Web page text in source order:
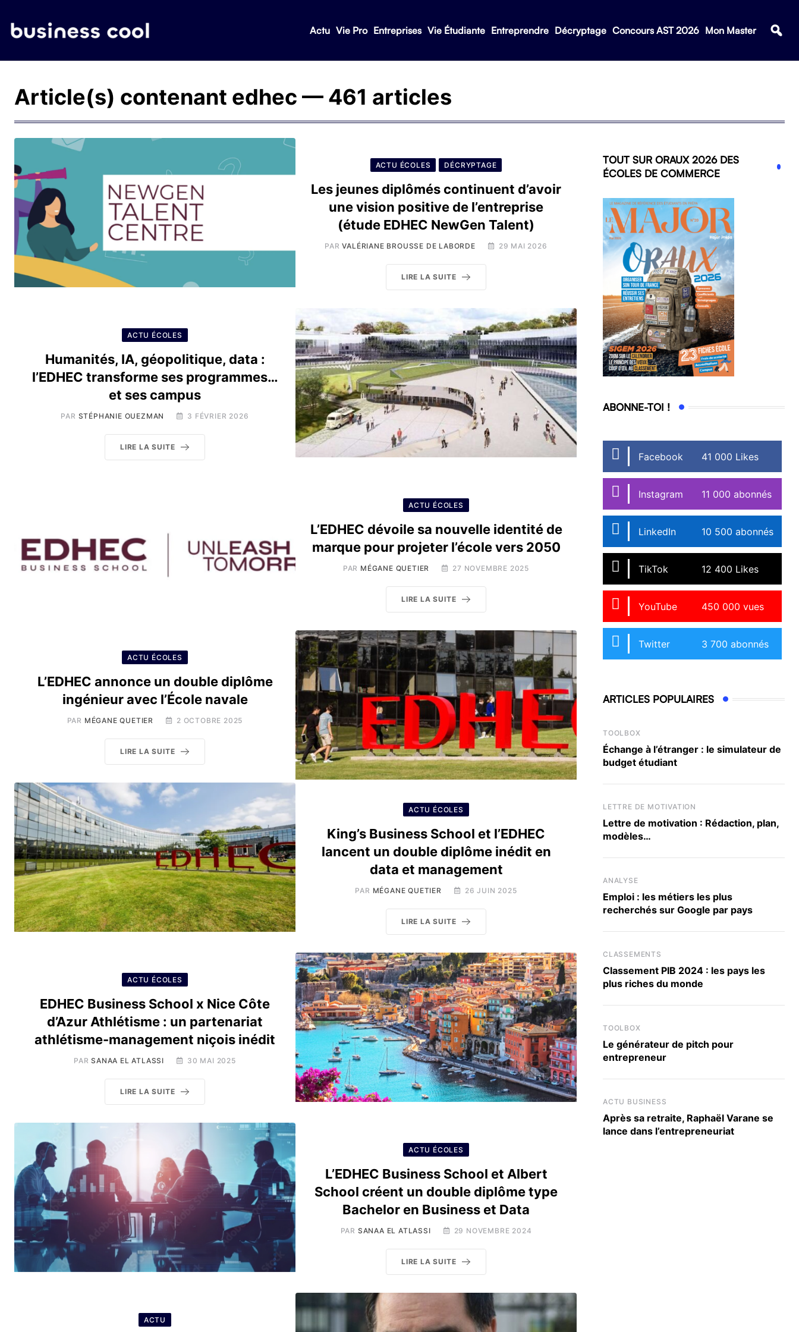
Actu Vie Pro Entreprises Vie Étudiante Entreprendre Décryptage Concours AST 2026 Mon Master
Article(s) contenant edhec — 461 articles
ACTU ÉCOLES DÉCRYPTAGE
Les jeunes diplômés continuent d’avoir
une vision positive de l’entreprise
(étude EDHEC NewGen Talent)
PARVALÉRIANE BROUSSE DE LABORDE 29 MAI 2026
LIRE LA SUITE
ACTU ÉCOLES
Humanités, IA, géopolitique, data :
l’EDHEC transforme ses programmes…
et ses campus
PAR STÉPHANIE OUEZMAN 3 FÉVRIER 2026
LIRE LA SUITE
ACTU ÉCOLES
L’EDHEC dévoile sa nouvelle identité de
marque pour projeter l’école vers 2050
PAR MÉGANE QUETIER 27 NOVEMBRE 2025
LIRE LA SUITE
ACTU ÉCOLES
L’EDHEC annonce un double diplôme
ingénieur avec l’École navale
PAR MÉGANE QUETIER 2 OCTOBRE 2025
LIRE LA SUITE
ACTU ÉCOLES
King’s Business School et l’EDHEC
lancent un double diplôme inédit en
data et management
PAR MÉGANE QUETIER 26 JUIN 2025
LIRE LA SUITE
ACTU ÉCOLES
EDHEC Business School x Nice Côte
d’Azur Athlétisme : un partenariat
athlétisme-management niçois inédit
PARSANAA EL ATLASSI 30 MAI 2025
LIRE LA SUITE
ACTU ÉCOLES
L’EDHEC Business School et Albert
School créent un double diplôme type
Bachelor en Business et Data
PAR SANAA EL ATLASSI 29 NOVEMBRE 2024
LIRE LA SUITE
ACTU
TOUT SUR ORAUX 2026 DES
ÉCOLES DE COMMERCE
ABONNE-TOI !
Facebook 41 000 Likes
Instagram 11 000 abonnés
LinkedIn 10 500 abonnés
TikTok 12 400 Likes
YouTube 450 000 vues
Twitter 3 700 abonnés
ARTICLES POPULAIRES
TOOLBOX
Échange à l’étranger : le simulateur de
budget étudiant
LETTRE DE MOTIVATION
Lettre de motivation : Rédaction, plan,
modèles…
ANALYSE
Emploi : les métiers les plus
recherchés sur Google par pays
CLASSEMENTS
Classement PIB 2024 : les pays les
plus riches du monde
TOOLBOX
Le générateur de pitch pour
entrepreneur
ACTU BUSINESS
Après sa retraite, Raphaël Varane se
lance dans l’entrepreneuriat